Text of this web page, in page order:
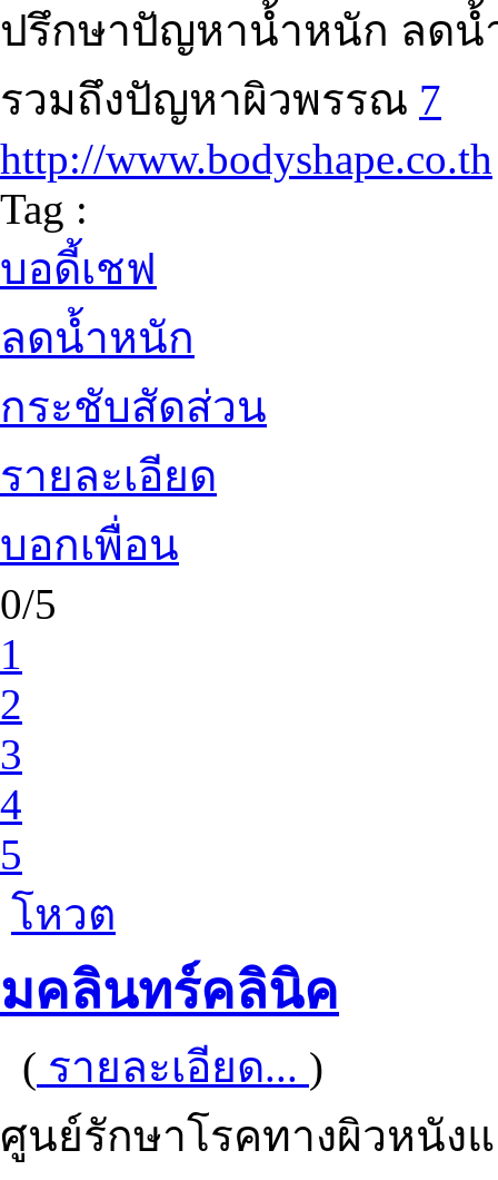
ปรึกษาปัญหาน้ำหนัก ลดน้
รวมถึงปัญหาผิวพรรณ 7
http://www.bodyshape.co.th
Tag :
บอดี้เชฟ
ลดน้ำหนัก
กระชับสัดส่วน
รายละเอียด
บอกเพื่อน
0/5
1
2
3
4
5
โหวต
มคลินทร์คลินิค
( รายละเอียด... )
ศูนย์รักษาโรคทางผิวหนัง